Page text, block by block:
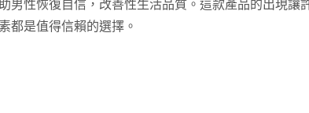
男性恢復自信，改善性生活品質。這款產品的出現
都是值得信賴的選擇。